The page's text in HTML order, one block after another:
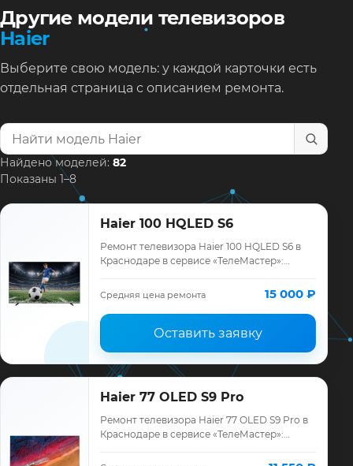
Другие модели телевизоров
Haier
Выберите свою модель: у каждой карточки есть
отдельная страница с описанием ремонта.
Найти модель телевизора
Найдено моделей: 82
Показаны 1–8
Haier 100 HQLED S6
Ремонт телевизора Haier 100 HQLED S6 в
Краснодаре в сервисе «ТелеМастер»:
ремонта, запчасти и гарантия до 12
месяцев.
Средняя цена ремонта 15 000 ₽
Оставить заявку
Haier 77 OLED S9 Pro
Ремонт телевизора Haier 77 OLED S9 Pro в
Краснодаре в сервисе «ТелеМастер»:
ремонта, запчасти и гарантия до 12